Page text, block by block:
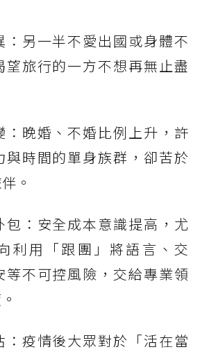
：另一半不愛出國或身體不
望旅行的一方不想再無止盡
：晚婚、不婚比例上升，許
與時間的單身族群，卻苦於
。
包：安全成本意識提高，尤
利用「跟團」將語言、交
等不可控風險，交給專業領
：疫情後大眾對於「活在當